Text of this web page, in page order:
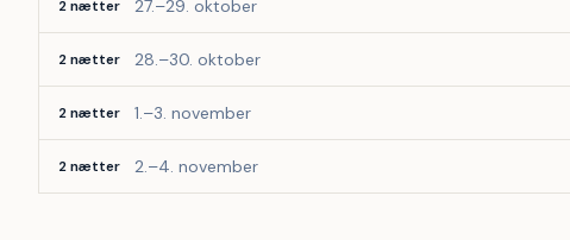
2 nætter 27.–29. oktober
2 nætter 28.–30. oktober
2 nætter 1.–3. november
2 nætter 2.–4. november